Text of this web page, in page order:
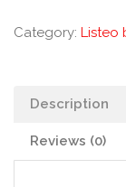
Category: Listeo
Description
Reviews (0)